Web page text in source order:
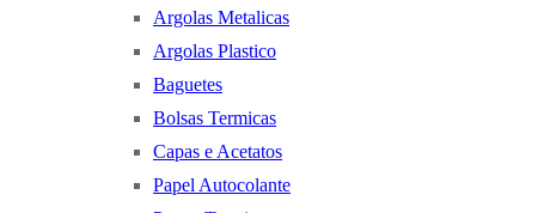
Argolas Metalicas
Argolas Plastico
Baguetes
Bolsas Termicas
Capas e Acetatos
Papel Autocolante